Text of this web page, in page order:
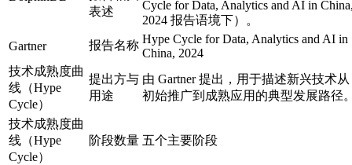
表述
Cycle for Data, Analytics and AI in
2024 报告语境下）。
Gartner
报告名称 Hype Cycle for Data, Analytics and AI in
China, 2024
技术成熟度曲
线（Hype
Cycle）
提出方与
用途
由 Gartner 提出，用于描述新兴技术从
初始推广到成熟应用的典型发展路径
技术成熟度曲
线（Hype
Cycle）
阶段数量 五个主要阶段